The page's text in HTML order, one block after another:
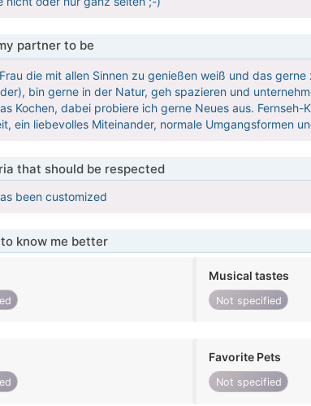
partner to be
die mit allen Sinnen zu genießen weiß und das
bin gerne in der Natur, geh spazieren und
Kochen, dabei probiere ich gerne Neues aus.
ein liebevolles Miteinander, normale Umgangsformen
that should be respected
been customized
know me better
Musical tastes
Not specified
Favorite Pets
Not specified